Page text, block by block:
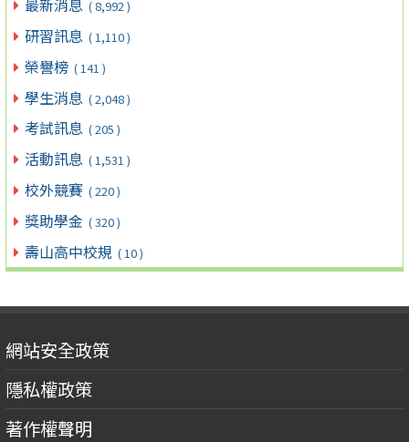
最新消息 ( 8,992 )
研習訊息 ( 1,110 )
榮譽榜 ( 141 )
學生消息 ( 2,048 )
考試訊息 ( 205 )
活動訊息 ( 1,531 )
校外競賽 ( 220 )
獎助學金 ( 320 )
壽山高中校規 ( 10 )
網站安全政策
隱私權政策
著作權聲明